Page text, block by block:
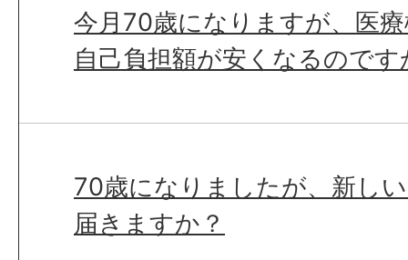
今月70歳になりますが、医
自己負担額が安くなるのです
70歳になりましたが、新し
届きますか？